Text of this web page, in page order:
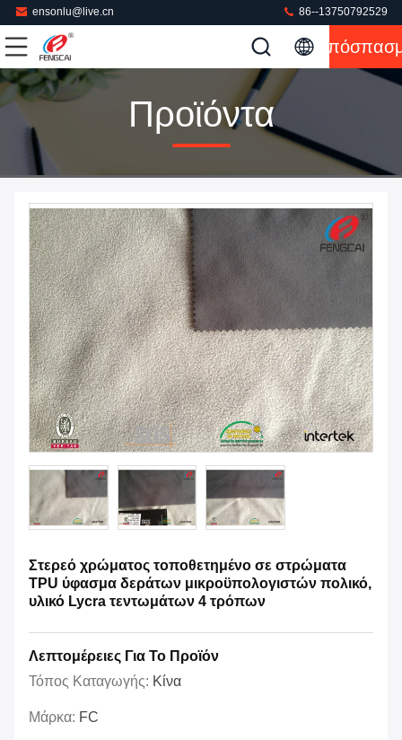
ensonlu@live.cn 86--13750792529
Προϊόντα
Στερεό χρώματος τοποθετημένο σε στρώματα
TPU ύφασμα δεράτων μικροϋπολογιστών πολικό,
υλικό Lycra τεντωμάτων 4 τρόπων
Λεπτομέρειες Για Το Προϊόν
Τόπος Καταγωγής: Κίνα
Μάρκα: FC